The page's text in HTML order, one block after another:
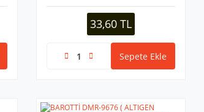
SIKIŞTIRMALI SULU TOPLAR ) ( 65MM
33,60 TL
Sepete Ekle